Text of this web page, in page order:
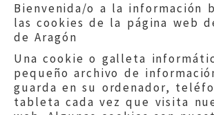
Bienvenida/o a la información
las cookies de la página web
de Aragón
Una cookie o galleta
pequeño archivo de
guarda en su ordenador,
tableta cada vez que visita